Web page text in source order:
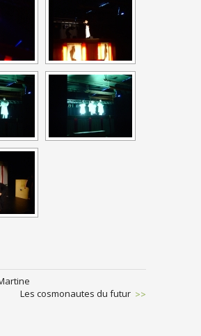
Next
Les cosmonautes du futur